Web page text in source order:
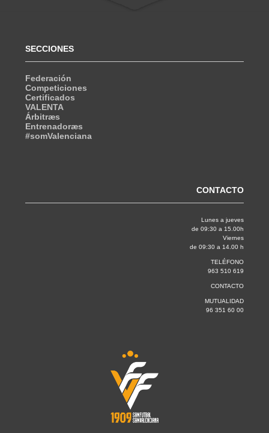
SECCIONES
Federación
Competiciones
Certificados
VALENTA
Árbitræs
Entrenadoræs
#somValenciana
CONTACTO
Lunes a jueves
de 09:30 a 15.00h
Viernes
de 09:30 a 14.00 h
TELÉFONO
963 510 619
CONTACTO
MUTUALIDAD
96 351 60 00